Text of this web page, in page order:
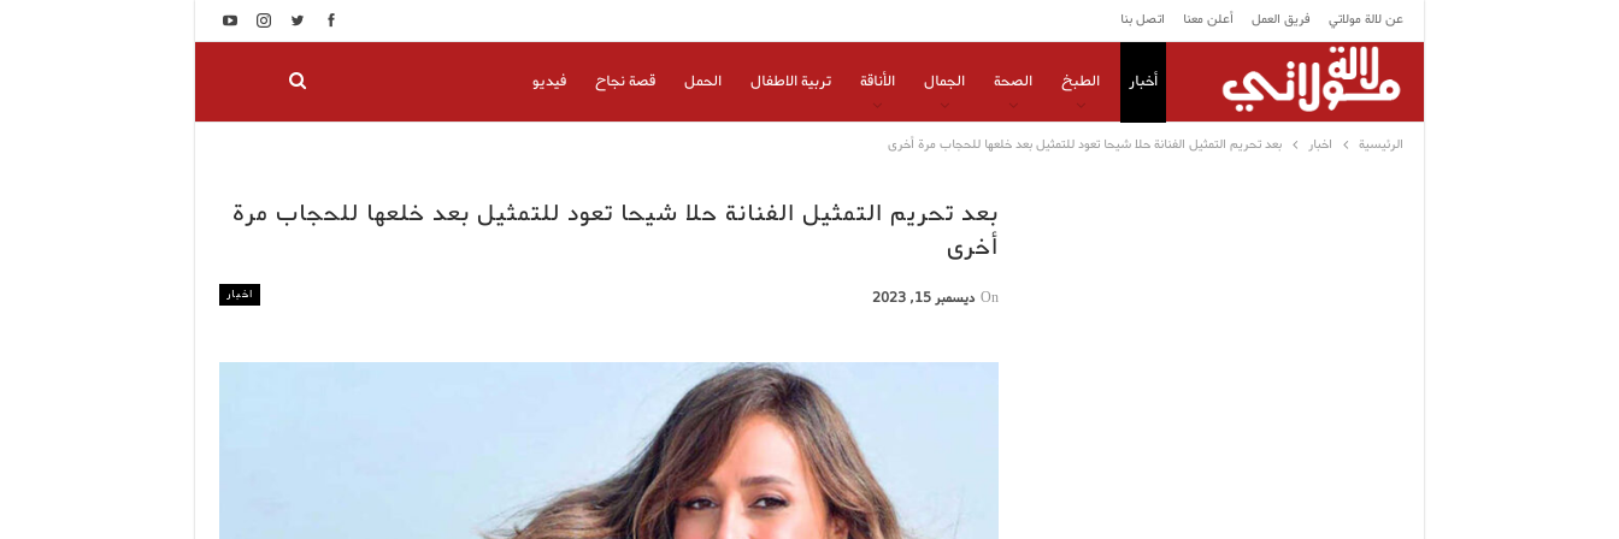
عن لالة مولاتي فريق العمل أعلن معنا اتصل بنا
أخبار الطبخ الصحة الجمال الأناقة تربية الاطفال الحمل قصة نجاح فيديو
الرئيسية اخبار بعد تحريم التمثيل الفنانة حلا شيحا تعود للتمثيل بعد خلعها للحجاب مرة أخرى
بعد تحريم التمثيل الفنانة حلا شيحا تعود للتمثيل بعد خلعها للحجاب مرة
أخرى
اخبار On ديسمبر 15, 2023